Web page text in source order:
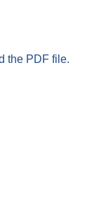
the PDF file.